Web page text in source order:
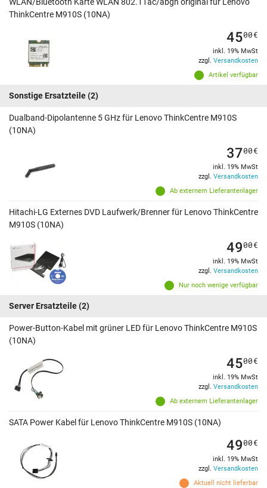
WLAN/Bluetooth Karte WLAN 802.11ac/abgn original für Lenovo
ThinkCentre M910S (10NA)
Artikel verfügbar
4500€
inkl. 19% MwSt
zzgl. Versandkosten
Sonstige Ersatzteile(2)
Dualband-Dipolantenne 5 GHz für Lenovo ThinkCentre M910S
(10NA)
Ab externem Lieferantenlager
3700€
inkl. 19% MwSt
zzgl. Versandkosten
Hitachi-LG Externes DVD Laufwerk/Brenner für Lenovo ThinkCentre
M910S (10NA)
Nur noch wenige verfügbar
4900€
inkl. 19% MwSt
zzgl. Versandkosten
Server Ersatzteile(2)
Power-Button-Kabel mit grüner LED für Lenovo ThinkCentre M910S
(10NA)
Ab externem Lieferantenlager
4500€
inkl. 19% MwSt
zzgl. Versandkosten
SATA Power Kabel für Lenovo ThinkCentre M910S (10NA)
Aktuell nicht lieferbar
4900€
inkl. 19% MwSt
zzgl. Versandkosten